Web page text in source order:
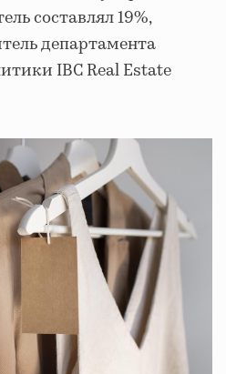
составлял 19%,
департамента
IBC Real Estate